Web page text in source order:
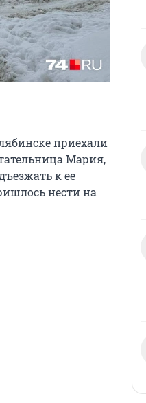
приехали
Мария,
к ее
нести на